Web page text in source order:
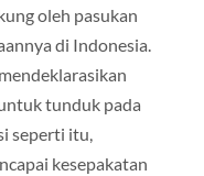
oleh pasukan
di Indonesia.
tunduk pada
seperti itu,
kesepakatan